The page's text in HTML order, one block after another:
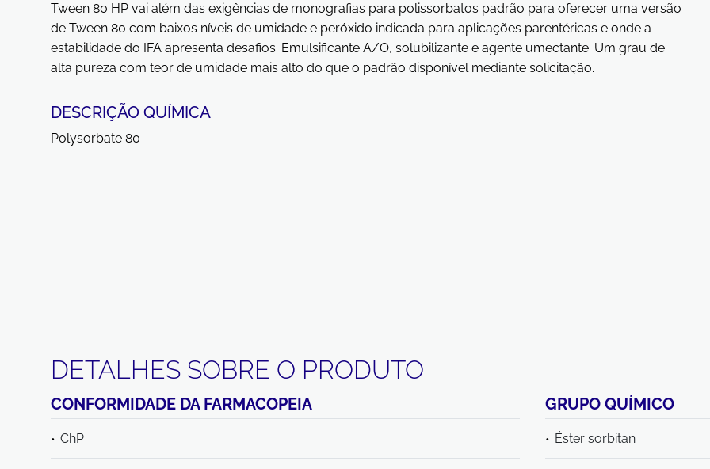
Tween 80 HP vai além das exigências de monografias para polissorbatos padrão para oferecer uma versão
de Tween 80 com baixos níveis de umidade e peróxido indicada para aplicações parentéricas e onde a
estabilidade do IFA apresenta desafios. Emulsificante A/O, solubilizante e agente umectante. Um grau de
alta pureza com teor de umidade mais alto do que o padrão disponível mediante solicitação.
DESCRIÇÃO QUÍMICA
Polysorbate 80
DETALHES SOBRE O PRODUTO
CONFORMIDADE DA FARMACOPEIA
ChP
GRUPO QUÍMICO
Éster sorbitan